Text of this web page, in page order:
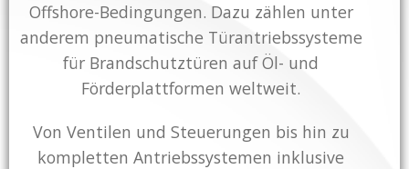
Offshore-Bedingungen. Dazu zählen unter
anderem pneumatische Türantriebssysteme
für Brandschutztüren auf Öl- und
Förderplattformen weltweit.
Von Ventilen und Steuerungen bis hin zu
kompletten Antriebssystemen inklusive